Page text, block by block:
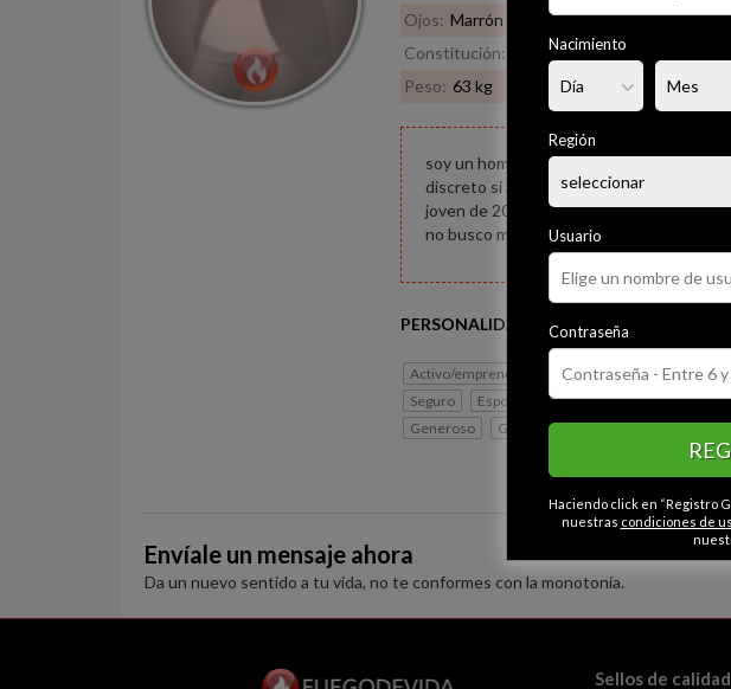
Ojos: Marrón
Constitución:
Normal
Peso: 63 kg
soy un hombre apasionado, que le gusta
discreto si andas de trampa, higieno y
joven de 20 años con muchas fantasias
no busco molestarte en tu vida privada,
PERSONALIDAD
Activo/emprendedor Tranquilo Cariñoso
Seguro
Espontáneo Liberal Optimista
Generoso
Gracioso Caballeroso
Envíale un mensaje ahora
Da un nuevo sentido a tu vida, no te conformes con la monotonía.
Nacimiento
Región
Usuario
Contraseña
Haciendo click en “Registro
nuestras condiciones de
Sellos de calidad